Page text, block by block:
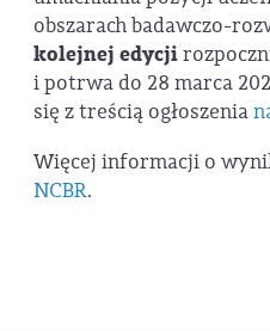
obszarach badawczo-
kolejnej edycji
i potrwa do 28 marca
się z treścią ogłoszenia
Więcej informacji o
NCBR.